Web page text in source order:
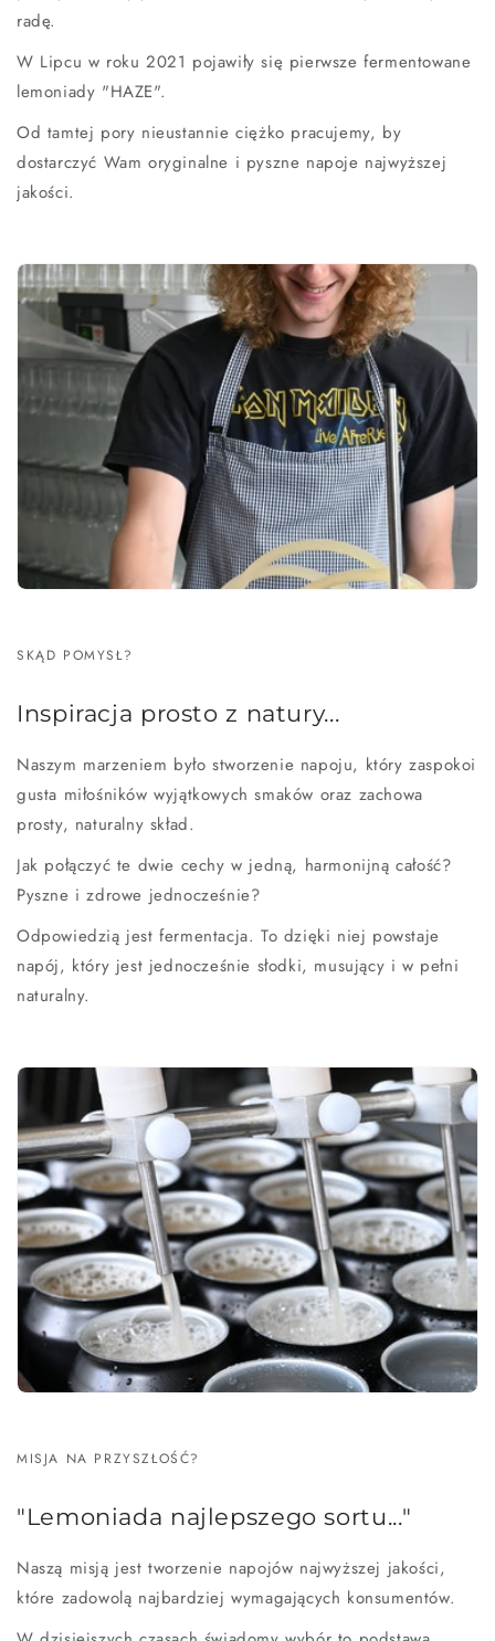
radę.
W Lipcu w roku 2021 pojawiły się pierwsze fermentowane
lemoniady "HAZE".
Od tamtej pory nieustannie ciężko pracujemy, by
dostarczyć Wam oryginalne i pyszne napoje najwyższej
jakości.
SKĄD POMYSŁ?
Inspiracja prosto z natury...
Naszym marzeniem było stworzenie napoju, który zaspokoi
gusta miłośników wyjątkowych smaków oraz zachowa
prosty, naturalny skład.
Jak połączyć te dwie cechy w jedną, harmonijną całość?
Pyszne i zdrowe jednocześnie?
Odpowiedzią jest fermentacja. To dzięki niej powstaje
napój, który jest jednocześnie słodki, musujący i w pełni
naturalny.
MISJA NA PRZYSZŁOŚĆ?
"Lemoniada najlepszego sortu..."
Naszą misją jest tworzenie napojów najwyższej jakości,
które zadowolą najbardziej wymagających konsumentów.